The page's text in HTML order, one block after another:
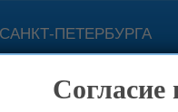
Согласие
ПЕТЕРБУРГА
обратной связи